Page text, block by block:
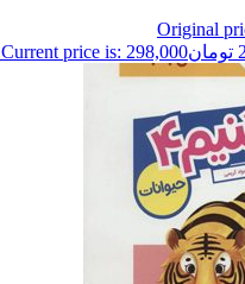
Original
تومانCurrent price is: 298,000 تومان.